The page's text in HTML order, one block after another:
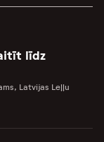
līdz
Latvijas Leļļu